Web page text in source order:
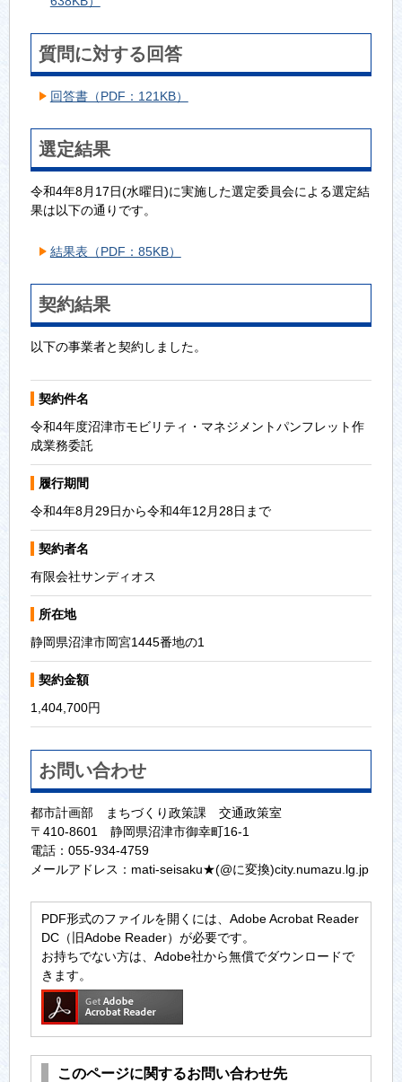
質問に対する回答
回答書（PDF：121KB）
選定結果
令和4年8月17日(水曜日)に実施した選定委員会による選定結
果は以下の通りです。
結果表（PDF：85KB）
契約結果
以下の事業者と契約しました。
契約件名
令和4年度沼津市モビリティ・マネジメントパンフレット作
成業務委託
履行期間
令和4年8月29日から令和4年12月28日まで
契約者名
有限会社サンディオス
所在地
静岡県沼津市岡宮1445番地の1
契約金額
1,404,700円
お問い合わせ
都市計画部 まちづくり政策課 交通政策室
〒410-8601 静岡県沼津市御幸町16-1
電話：055-934-4759
メールアドレス：mati-seisaku★(@に変換)city.numazu.lg.jp
PDF形式のファイルを開くには、Adobe Acrobat Reader
DC（旧Adobe Reader）が必要です。
お持ちでない方は、Adobe社から無償でダウンロードで
きます。
このページに関するお問い合わせ先